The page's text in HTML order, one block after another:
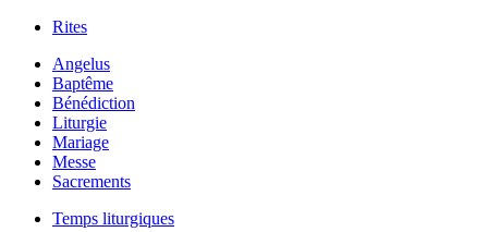
Rites
Angelus
Baptême
Bénédiction
Liturgie
Mariage
Messe
Sacrements
Temps liturgiques